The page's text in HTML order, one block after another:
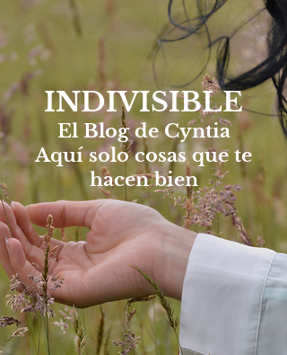
INDIVISIBLE
El Blog de Cyntia
Aquí solo cosas que te
hacen bien